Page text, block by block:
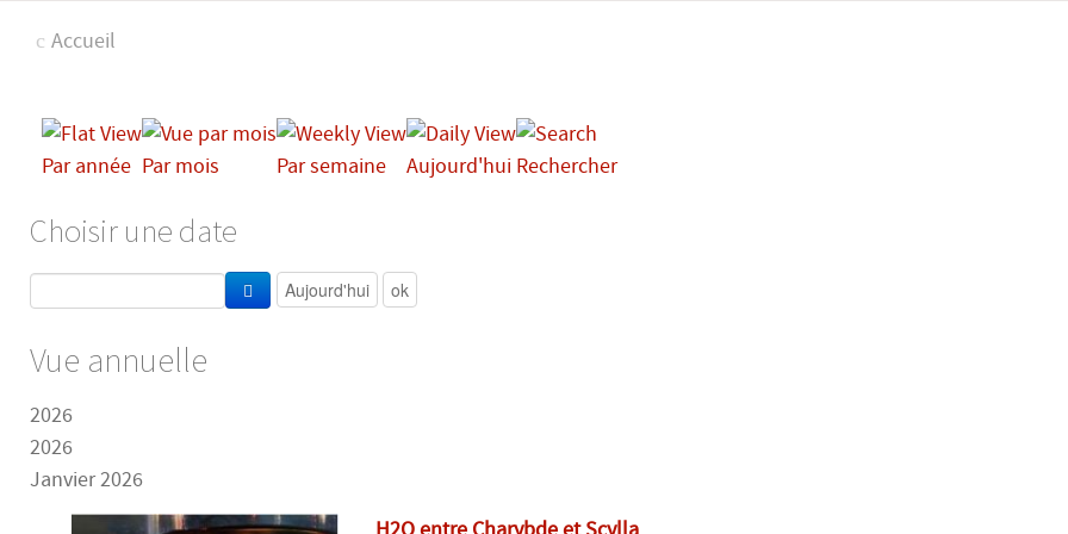
Accueil
Par année Par mois Par semaine Aujourd'hui Rechercher
Choisir une date
Vue annuelle
2026
2026
Janvier 2026